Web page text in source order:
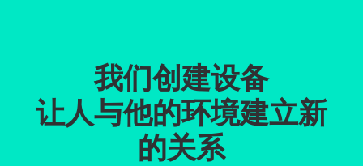
我们创建设备
让人与他的环境建立新
的关系